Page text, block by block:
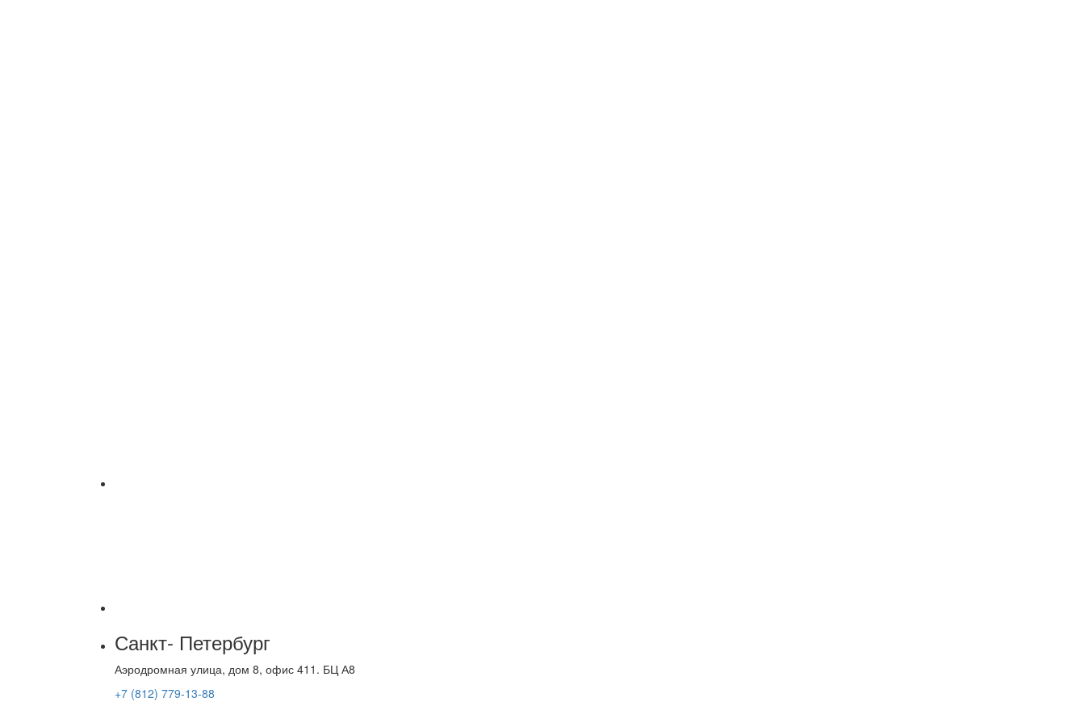
Санкт- Петербург
Аэродромная улица, дом 8, офис 411. БЦ А8
+7 (812) 779-13-88